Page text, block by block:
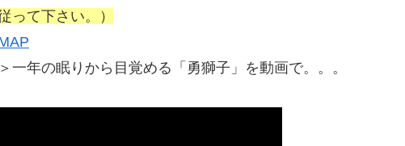
って下さい。）
年の眠りから目覚める「勇獅子」を動画で。。。